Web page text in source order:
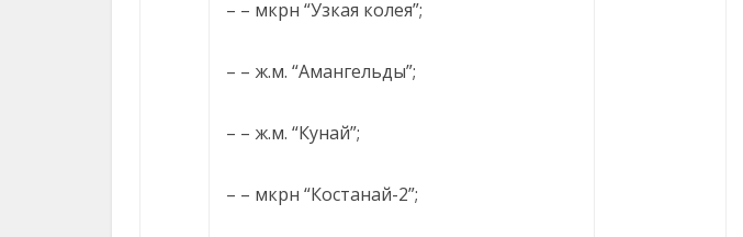
– – мкрн “Узкая колея”;
– – ж.м. “Амангельды”;
– – ж.м. “Кунай”;
– – мкрн “Костанай-2”;